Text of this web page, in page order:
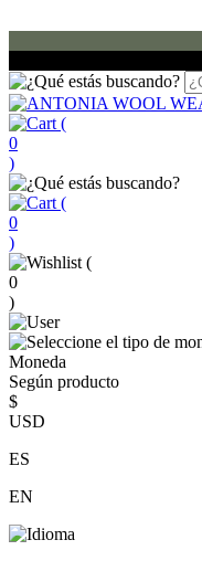
(
0
)
(
0
)
(
0
)
Moneda
Según producto
$
USD
ES
EN